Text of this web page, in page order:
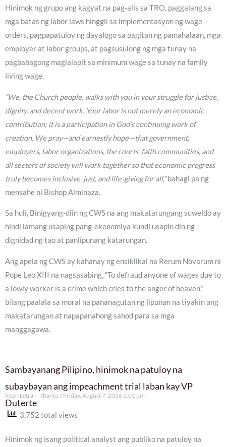
Hinimok ng grupo ang kagyat na pag-alis sa TRO, paggalang sa
mga batas ng labor laws hinggil sa implementasyon ng wage
orders, pagpapatuloy ng dayalogo sa pagitan ng pamahalaan, mga
employer at labor groups, at pagsusulong ng mga tunay na
pagbabagong maglalapit sa minimum wage sa tunay na family
living wage.
“We, the Church people, walks with you in your struggle for justice,
dignity, and decent work. Your labor is not merely an economic
contribution; it is a participation in God’s continuing work of
creation. We pray—and earnestly hope—that government,
employers, labor organizations, the courts, faith communities, and
all sectors of society will work together so that economic progress
truly becomes inclusive, just, and life-giving for all,”bahagi pa ng
mensahe ni Bishop Alminaza.
Sa huli, Binigyang-diin ng CWS na ang makatarungang suweldo ay
hindi lamang usaping pang-ekonomiya kundi usapin din ng
dignidad ng tao at panlipunang katarungan.
Ang apela ng CWS ay kahanay ng ensiklikal na Rerum Novarum ni
Pope Leo XIII na nagsasabing, “To defraud anyone of wages due to
a lowly worker is a crime which cries to the anger of heaven,”
bilang paalala sa moral na pananagutan ng lipunan na tiyakin ang
makatarungan at napapanahong sahod para sa mga
manggagawa.
Sambayanang Pilipino, hinimok na patuloy na
subaybayan ang impeachment trial laban kay VP
Duterte
Reyn Letran - Ibañez Friday, August 7, 2026 2:01 pm
3,752 total views
Hinimok ng isang political analyst ang publiko na patuloy na